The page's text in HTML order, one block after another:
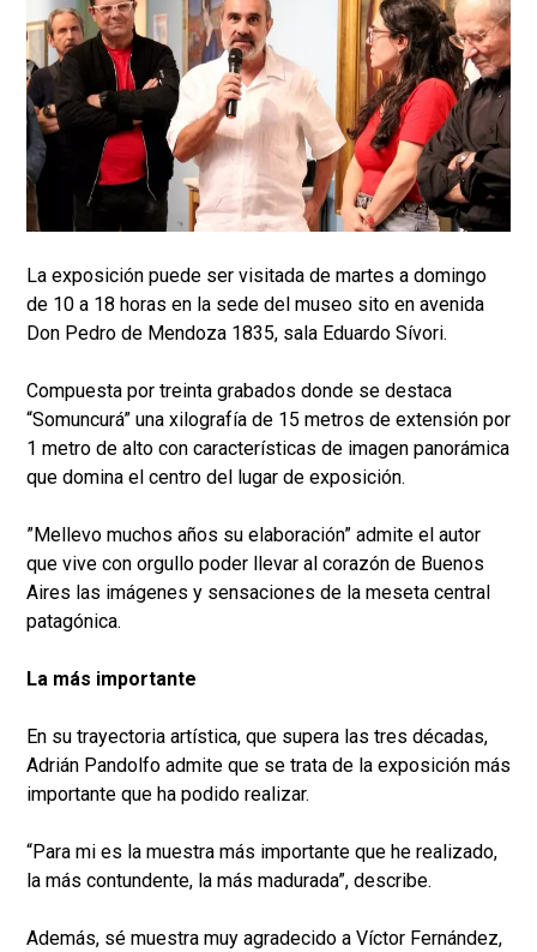
La exposición puede ser visitada de martes a domingo
de 10 a 18 horas en la sede del museo sito en avenida
Don Pedro de Mendoza 1835, sala Eduardo Sívori.
Compuesta por treinta grabados donde se destaca
“Somuncurá” una xilografía de 15 metros de extensión por
1 metro de alto con características de imagen panorámica
que domina el centro del lugar de exposición.
”Mellevo muchos años su elaboración” admite el autor
que vive con orgullo poder llevar al corazón de Buenos
Aires las imágenes y sensaciones de la meseta central
patagónica.
La más importante
En su trayectoria artística, que supera las tres décadas,
Adrián Pandolfo admite que se trata de la exposición más
importante que ha podido realizar.
“Para mi es la muestra más importante que he realizado,
la más contundente, la más madurada”, describe.
Además, sé muestra muy agradecido a Víctor Fernández,